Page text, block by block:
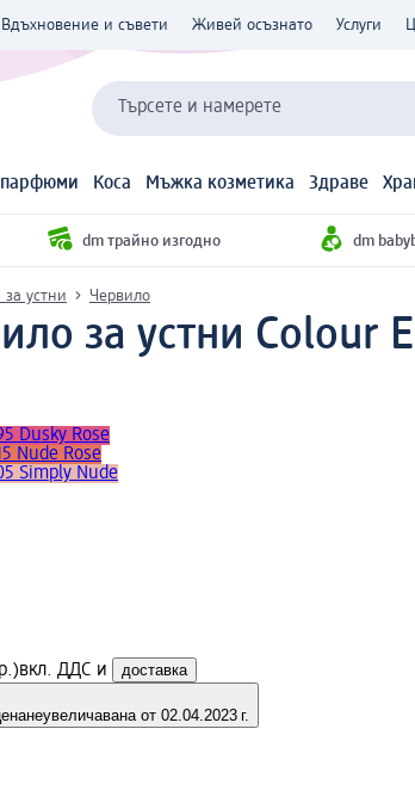
Вдъхновение и съвети Живей осъзнато Услуги
Търсете и намерете
Коса Мъжка козметика Здраве
dm трайно изгодно dm
за устни Червило
за устни Colour
Dusky Rose
Nude Rose
Simply Nude
вкл. ДДС и доставка
неувеличавана от 02.04.2023 г.